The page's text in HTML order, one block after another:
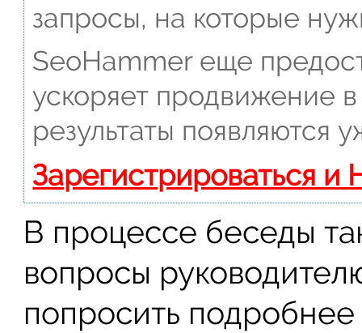
запросы, на которые
SeoHammer еще
ускоряет продвижение
результаты появляются
Зарегистрироваться и
В процессе беседы
вопросы
попросить подробнее